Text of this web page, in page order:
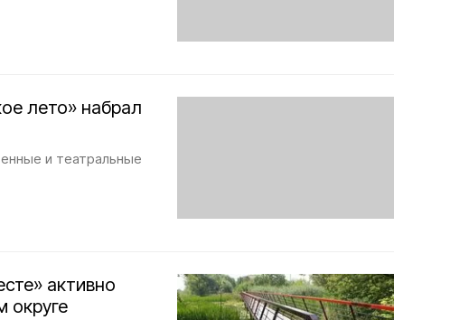
лето» набрал
и театральные
активно
округе